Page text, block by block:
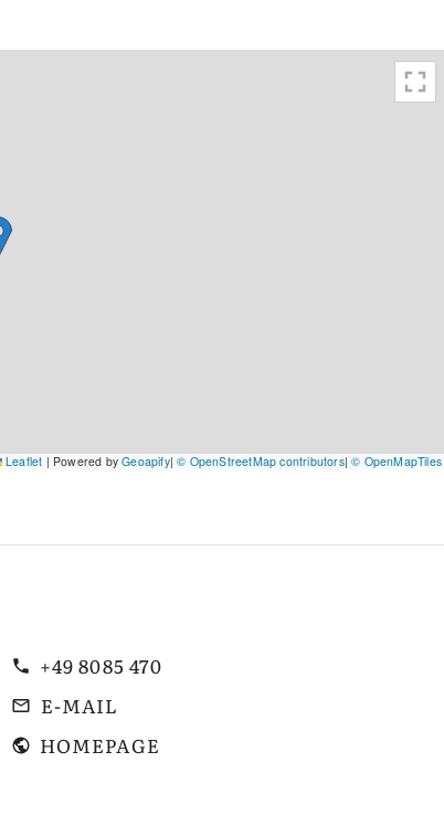
Leaflet | Powered byGeoapify|© OpenStreetMap contributors|© OpenMapTiles
+49 8085 470
E-MAIL
HOMEPAGE